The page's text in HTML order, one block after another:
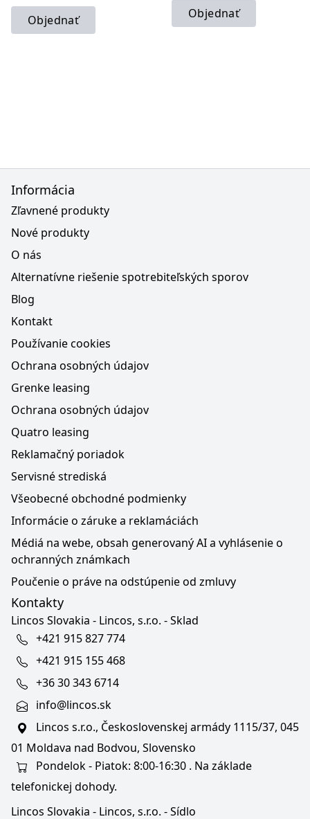
Objednať
Objednať
Informácia
Zľavnené produkty
Nové produkty
O nás
Alternatívne riešenie spotrebiteľských sporov
Blog
Kontakt
Používanie cookies
Ochrana osobných údajov
Grenke leasing
Ochrana osobných údajov
Quatro leasing
Reklamačný poriadok
Servisné strediská
Všeobecné obchodné podmienky
Informácie o záruke a reklamáciách
Médiá na webe, obsah generovaný AI a vyhlásenie o
ochranných známkach
Poučenie o práve na odstúpenie od zmluvy
Kontakty
Lincos Slovakia - Lincos, s.r.o. - Sklad
+421 915 827 774
+421 915 155 468
+36 30 343 6714
info@lincos.sk
Lincos s.r.o., Československej armády 1115/37, 045
01 Moldava nad Bodvou, Slovensko
Pondelok - Piatok: 8:00-16:30 . Na základe
telefonickej dohody.
Lincos Slovakia - Lincos, s.r.o. - Sídlo